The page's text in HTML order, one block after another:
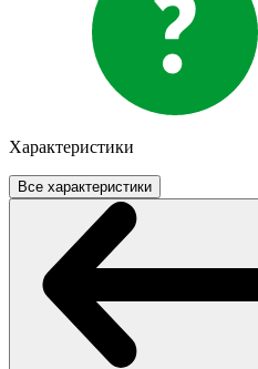
Характеристики
Все характеристики